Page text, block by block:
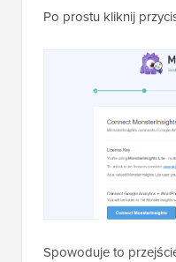
Po prostu kliknij
Spowoduje to